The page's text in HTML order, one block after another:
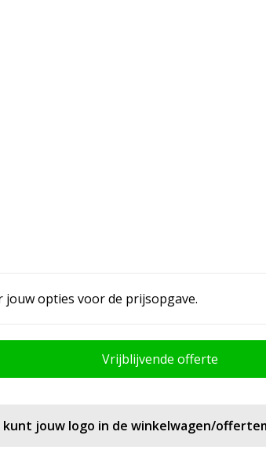
jouw opties voor de prijsopgave.
Vrijblijvende offerte
kunt jouw logo in de winkelwagen/